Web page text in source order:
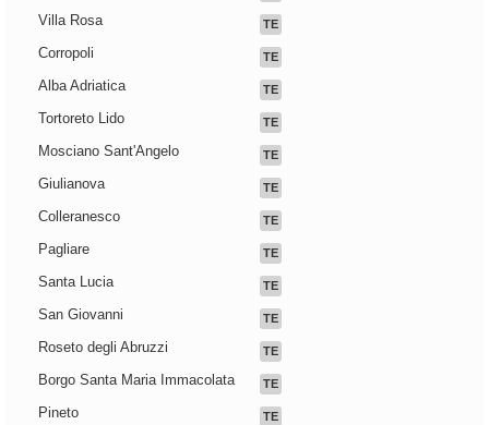
Villa Rosa TE
Corropoli TE
Alba Adriatica TE
Tortoreto Lido TE
Mosciano Sant'Angelo TE
Giulianova TE
Colleranesco TE
Pagliare TE
Santa Lucia TE
San Giovanni TE
Roseto degli Abruzzi TE
Borgo Santa Maria Immacolata TE
Pineto TE